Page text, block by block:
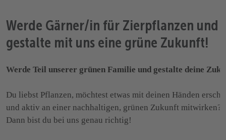
Werde Gärner/in für Zierpflanzen und
gestalte mit uns eine grüne Zukunft!
Werde Teil unserer grünen Familie und gestalte deine
Du liebst Pflanzen, möchtest etwas mit deinen Händen
und aktiv an einer nachhaltigen, grünen Zukunft mitwirken?
Dann bist du bei uns genau richtig!